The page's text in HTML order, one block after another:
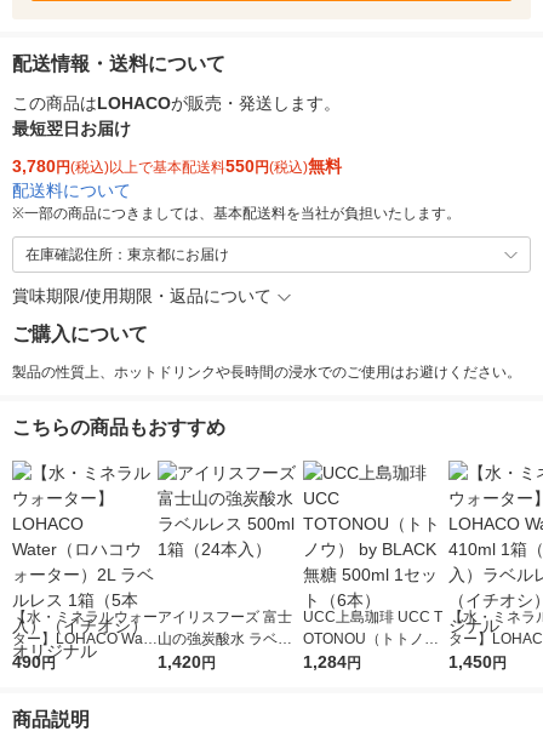
配送情報・送料について
この商品はLOHACOが販売・発送します。
最短翌日お届け
3,780円(税込)以上で基本配送料550円(税込)無料
配送料について
※一部の商品につきましては、基本配送料を当社が負担いたします。
在庫確認住所：東京都にお届け
賞味期限/使用期限・返品について
ご購入について
製品の性質上、ホットドリンクや長時間の浸水でのご使用はお避けください。
こちらの商品もおすすめ
【水・ミネラルウォー
ター】LOHACO Wate
r（ロハコウォータ
シ） オリジナル
490円
アイリスフーズ 富士
山の強炭酸水 ラベル
レス 500ml 1箱（24
1,420円
UCC上島珈琲 UCC T
OTONOU（トトノ
ウ） by BLACK無糖 5
1,284円
【水・ミネラ
ター】
r 410ml 1箱（
1,450円
商品説明